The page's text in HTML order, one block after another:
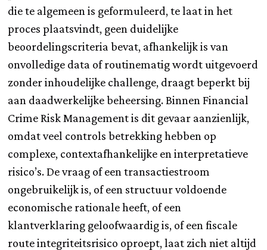
die te algemeen is geformuleerd, te laat in het
proces plaatsvindt, geen duidelijke
beoordelingscriteria bevat, afhankelijk is van
onvolledige data of routinematig wordt uitgevoerd
zonder inhoudelijke challenge, draagt beperkt bij
aan daadwerkelijke beheersing. Binnen Financial
Crime Risk Management is dit gevaar aanzienlijk,
omdat veel controls betrekking hebben op
complexe, contextafhankelijke en interpretatieve
risico’s. De vraag of een transactiestroom
ongebruikelijk is, of een structuur voldoende
economische rationale heeft, of een
klantverklaring geloofwaardig is, of een fiscale
route integriteitsrisico oproept, laat zich niet altijd